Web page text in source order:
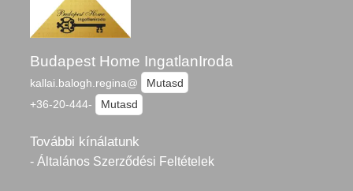
Budapest Home IngatlanIroda
kallai.balogh.regina@
Mutasd
+36-20-444-
Mutasd
További kínálatunk
- Általános Szerződési Feltételek